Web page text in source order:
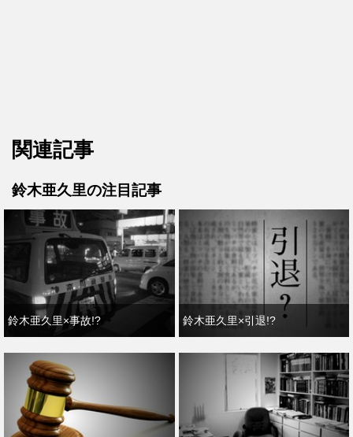
関連記事
鈴木亜久里の注目記事
鈴木亜久里×事故!? 鈴木亜久里×引退!?